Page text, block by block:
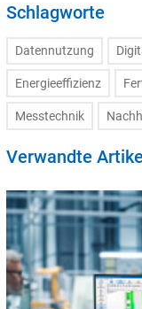
Schlagworte
Datennutzung
Energieeffizienz
Messtechnik
Verwandte